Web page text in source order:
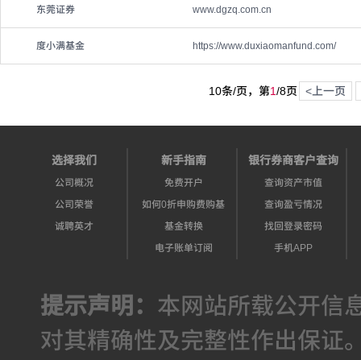
东莞证券 www.dgzq.com.cn
度小满基金 https://www.duxiaomanfund.com/
10条/页，第1/8页 <上一页
选择我们
公司概况
公司荣誉
诚聘英才
新手指南
免费开户
如何0折申购费购基
基金转换
电子账单订阅
银行券商客户查询
查询资产市值
查询盈亏情况
找回登录密码
手机APP
提示声明： 本网站所载公开信
对其精确性及完整性作出保证